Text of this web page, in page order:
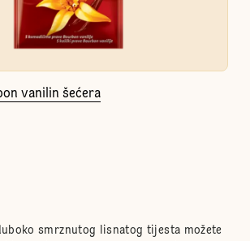
vanilin šećera
smrznutog lisnatog tijesta možete